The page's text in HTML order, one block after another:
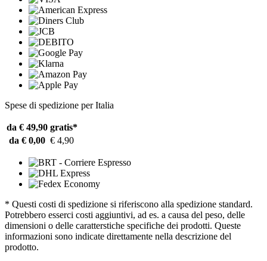
Spese di spedizione per Italia
da € 49,90 gratis*
da € 0,00 € 4,90
* Questi costi di spedizione si riferiscono alla spedizione standard.
Potrebbero esserci costi aggiuntivi, ad es. a causa del peso, delle
dimensioni o delle caratterstiche specifiche dei prodotti. Queste
informazioni sono indicate direttamente nella descrizione del
prodotto.